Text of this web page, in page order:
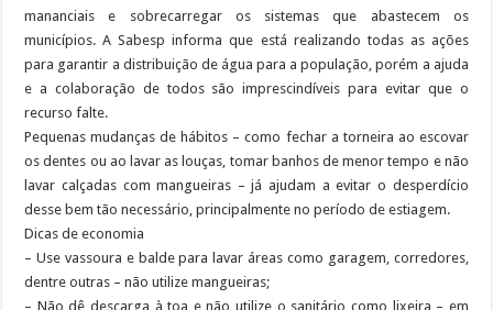
mananciais e sobrecarregar os sistemas que abastecem os
municípios. A Sabesp informa que está realizando todas as ações
para garantir a distribuição de água para a população, porém a ajuda
e a colaboração de todos são imprescindíveis para evitar que o
recurso falte.
Pequenas mudanças de hábitos – como fechar a torneira ao escovar
os dentes ou ao lavar as louças, tomar banhos de menor tempo e não
lavar calçadas com mangueiras – já ajudam a evitar o desperdício
desse bem tão necessário, principalmente no período de estiagem.
Dicas de economia
– Use vassoura e balde para lavar áreas como garagem, corredores,
dentre outras – não utilize mangueiras;
– Não dê descarga à toa e não utilize o sanitário como lixeira – em